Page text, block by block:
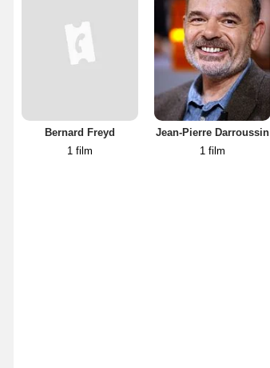
Bernard Freyd
1 film
Jean-Pierre Darroussin
1 film